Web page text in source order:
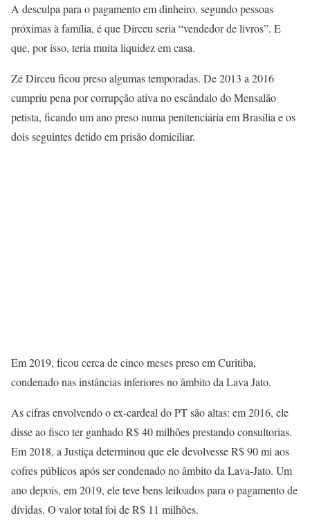
A desculpa para o pagamento em dinheiro, segundo pessoas
próximas à família, é que Dirceu seria “vendedor de livros”. E
que, por isso, teria muita liquidez em casa.
Zé Dirceu ficou preso algumas temporadas. De 2013 a 2016
cumpriu pena por corrupção ativa no escândalo do Mensalão
petista, ficando um ano preso numa penitenciária em Brasília e os
dois seguintes detido em prisão domiciliar.
Em 2019, ficou cerca de cinco meses preso em Curitiba,
condenado nas instâncias inferiores no âmbito da Lava Jato.
As cifras envolvendo o ex-cardeal do PT são altas: em 2016, ele
disse ao fisco ter ganhado R$ 40 milhões prestando consultorias.
Em 2018, a Justiça determinou que ele devolvesse R$ 90 mi aos
cofres públicos após ser condenado no âmbito da Lava-Jato. Um
ano depois, em 2019, ele teve bens leiloados para o pagamento de
dívidas. O valor total foi de R$ 11 milhões.